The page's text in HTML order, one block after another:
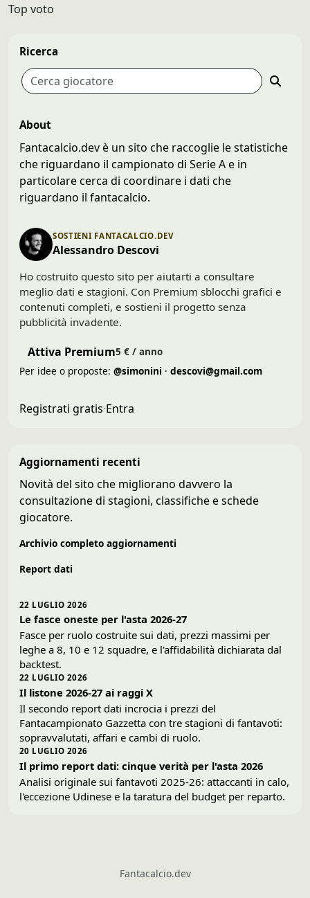
Top voto
Ricerca
About
Fantacalcio.dev è un sito che raccoglie le statistiche
che riguardano il campionato di Serie A e in
particolare cerca di coordinare i dati che
riguardano il fantacalcio.
SOSTIENI FANTACALCIO.DEV
Alessandro Descovi
Ho costruito questo sito per aiutarti a consultare
meglio dati e stagioni. Con Premium sblocchi grafici e
contenuti completi, e sostieni il progetto senza
pubblicità invadente.
Attiva Premium5 € / anno
Per idee o proposte: @simonini · descovi@gmail.com
Registrati gratis·Entra
Aggiornamenti recenti
Novità del sito che migliorano davvero la
consultazione di stagioni, classifiche e schede
giocatore.
Archivio completo aggiornamenti
Report dati
22 LUGLIO 2026
Le fasce oneste per l'asta 2026-27
Fasce per ruolo costruite sui dati, prezzi massimi per
leghe a 8, 10 e 12 squadre, e l'affidabilità dichiarata dal
backtest.
22 LUGLIO 2026
Il listone 2026-27 ai raggi X
Il secondo report dati incrocia i prezzi del
Fantacampionato Gazzetta con tre stagioni di fantavoti:
sopravvalutati, affari e cambi di ruolo.
20 LUGLIO 2026
Il primo report dati: cinque verità per l'asta 2026
Analisi originale sui fantavoti 2025-26: attaccanti in calo,
l'eccezione Udinese e la taratura del budget per reparto.
Fantacalcio.dev